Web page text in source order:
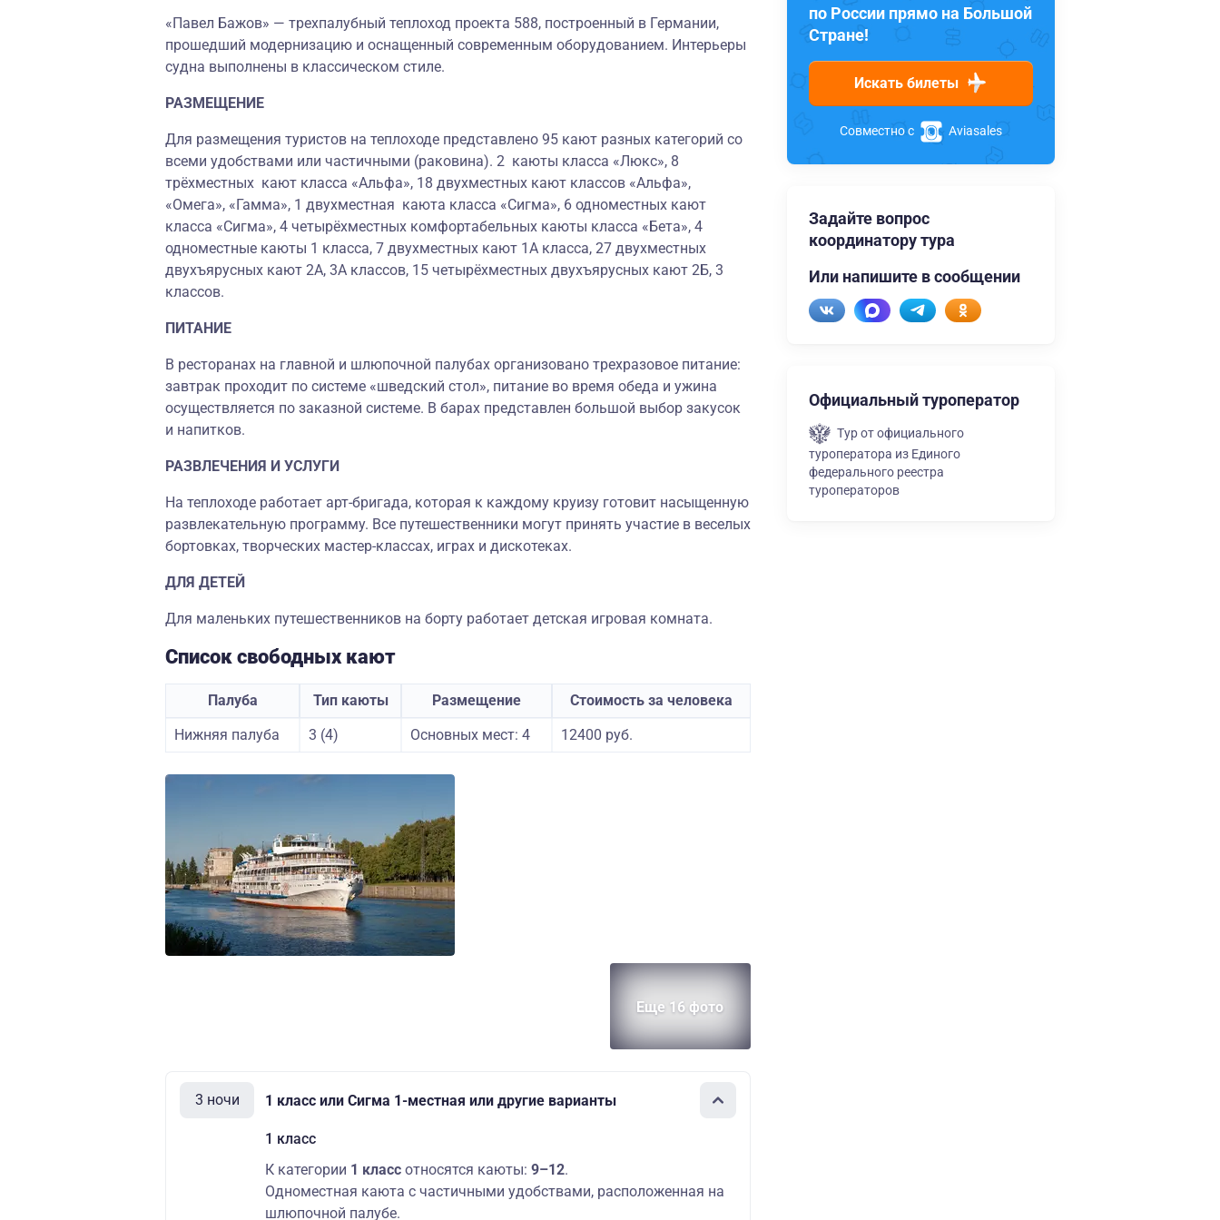
«Павел Бажов» — трехпалубный теплоход проекта 588, построенный в Германии,
прошедший модернизацию и оснащенный современным оборудованием. Интерьеры
судна выполнены в классическом стиле.
РАЗМЕЩЕНИЕ
Для размещения туристов на теплоходе представлено 95 кают разных категорий со
всеми удобствами или частичными (раковина). 2 каюты класса «Люкс», 8
трёхместных кают класса «Альфа», 18 двухместных кают классов «Альфа»,
«Омега», «Гамма», 1 двухместная каюта класса «Сигма», 6 одноместных кают
класса «Сигма», 4 четырёхместных комфортабельных каюты класса «Бета», 4
одноместные каюты 1 класса, 7 двухместных кают 1А класса, 27 двухместных
двухъярусных кают 2А, 3А классов, 15 четырёхместных двухъярусных кают 2Б, 3
классов.
ПИТАНИЕ
В ресторанах на главной и шлюпочной палубах организовано трехразовое питание:
завтрак проходит по системе «шведский стол», питание во время обеда и ужина
осуществляется по заказной системе. В барах представлен большой выбор закусок
и напитков.
РАЗВЛЕЧЕНИЯ И УСЛУГИ
На теплоходе работает арт-бригада, которая к каждому круизу готовит насыщенную
развлекательную программу. Все путешественники могут принять участие в веселых
бортовках, творческих мастер-классах, играх и дискотеках.
ДЛЯ ДЕТЕЙ
Для маленьких путешественников на борту работает детская игровая комната.
Список свободных кают
Палуба Тип каюты Размещение
Стоимость за человека
Нижняя палуба
3 (4) Основных мест: 4 12400 руб.
Еще 16 фото
3 ночи 1 класс или Сигма 1-местная или другие варианты
1 класс
К категории 1 класс относятся каюты: 9–12.
Одноместная каюта с частичными удобствами, расположенная на
шлюпочной палубе.
по России прямо на Большой
Стране!
Искать билеты
Совместно с Aviasales
Задайте вопрос
координатору тура
Или напишите в сообщении
Официальный туроператор
Тур от официального
туроператора из Единого
федерального реестра
туроператоров